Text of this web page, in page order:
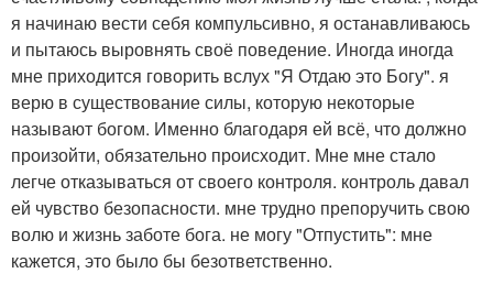
я начинаю вести себя компульсивно, я останавливаюсь
и пытаюсь выровнять своё поведение. Иногда иногда
мне приходится говорить вслух "Я Отдаю это Богу". я
верю в существование силы, которую некоторые
называют богом. Именно благодаря ей всё, что должно
произойти, обязательно происходит. Мне мне стало
легче отказываться от своего контроля. контроль давал
ей чувство безопасности. мне трудно препоручить свою
волю и жизнь заботе бога. не могу "Отпустить": мне
кажется, это было бы безответственно.